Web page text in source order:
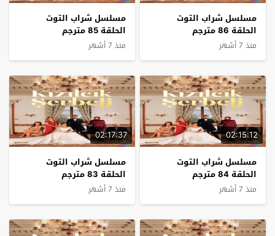
مسلسل شراب التوت
الحلقة 86 مترجم
منذ 7 أشهر
مسلسل شراب التوت
الحلقة 85 مترجم
منذ 7 أشهر
02:15:12
مسلسل شراب التوت
الحلقة 84 مترجم
منذ 7 أشهر
02:17:37
مسلسل شراب التوت
الحلقة 83 مترجم
منذ 7 أشهر